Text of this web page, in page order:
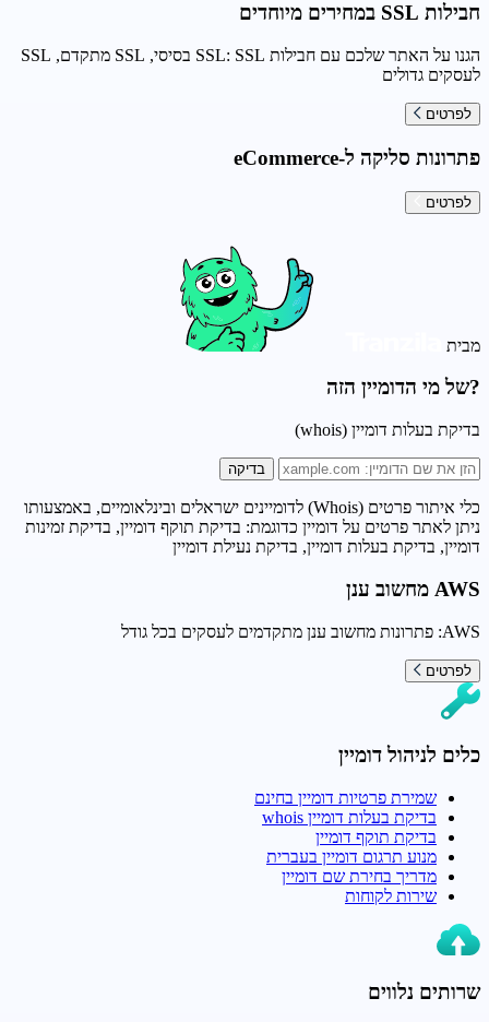
חבילות SSL במחירים מיוחדים
הגנו על האתר שלכם עם חבילות SSL: SSL בסיסי, SSL מתקדם, SSL
לעסקים גדולים
לפרטים
פתרונות סליקה ל-eCommerce
לפרטים
מבית
?של מי הדומיין הזה
בדיקת בעלות דומיין (whois)
בדיקה
כלי איתור פרטים (Whois) לדומיינים ישראלים ובינלאומיים, באמצעותו
ניתן לאתר פרטים על דומיין כדוגמת: בדיקת תוקף דומיין, בדיקת זמינות
דומיין, בדיקת בעלות דומיין, בדיקת נעילת דומיין
AWS מחשוב ענן
AWS: פתרונות מחשוב ענן מתקדמים לעסקים בכל גודל
לפרטים
כלים לניהול דומיין
שמירת פרטיות דומיין בחינם
בדיקת בעלות דומיין whois
בדיקת תוקף דומיין
מנוע תרגום דומיין בעברית
מדריך בחירת שם דומיין
שירות לקוחות
שרותים נלווים